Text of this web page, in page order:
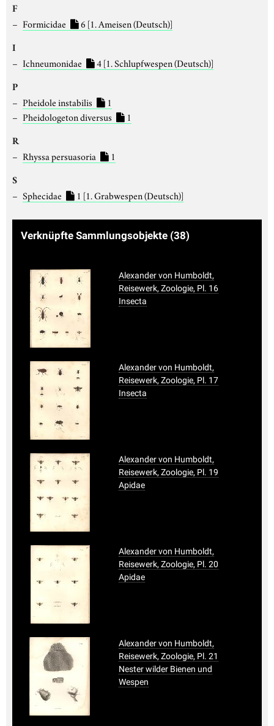
F
Formicidae 6 [1. Ameisen (Deutsch)]
I
Ichneumonidae 4[1. Schlupfwespen (Deutsch)]
P
Pheidole instabilis
1
Pheidologeton diversus
1
R
Rhyssa persuasoria 1
S
Sphecidae 1 [1. Grabwespen (Deutsch)]
Verknüpfte Sammlungsobjekte (38)
Alexander von Humboldt,
Reisewerk, Zoologie, Pl. 16
Insecta
Alexander von Humboldt,
Reisewerk, Zoologie, Pl. 17
Insecta
Alexander von Humboldt,
Reisewerk, Zoologie, Pl. 19
Apidae
Alexander von Humboldt,
Reisewerk, Zoologie, Pl. 20
Apidae
Alexander von Humboldt,
Reisewerk, Zoologie, Pl. 21
Nester wilder Bienen und
Wespen